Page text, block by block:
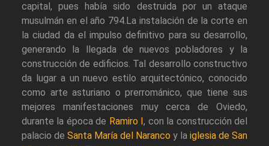
capital, pues había sido destruida por un ataque
musulmán en el año 794.La instalación de la corte en
la ciudad da el impulso definitivo para su desarrollo,
generando la llegada de nuevos pobladores y la
construcción de edificios. Tal desarrollo constructivo
da lugar a un nuevo estilo arquitectónico, conocido
como arte asturiano o prerrománico, que tiene sus
mejores manifestaciones muy cerca de Oviedo,
durante la época de Ramiro I, con la construcción del
palacio de Santa María del Naranco y la iglesia de San